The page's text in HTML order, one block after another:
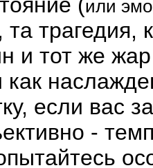
или
та
и тот же
как
если вас
-